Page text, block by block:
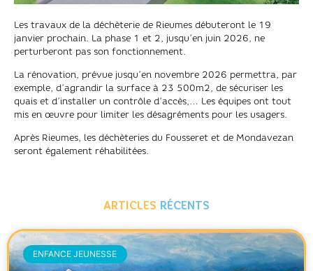
Les travaux de la déchèterie de Rieumes débuteront le 19
janvier prochain. La phase 1 et 2, jusqu’en juin 2026, ne
perturberont pas son fonctionnement.
La rénovation, prévue jusqu’en novembre 2026 permettra, par
exemple, d’agrandir la surface à 23 500m2, de sécuriser les
quais et d’installer un contrôle d’accès,… Les équipes ont tout
mis en œuvre pour limiter les désagréments pour les usagers.
Après Rieumes, les déchèteries du Fousseret et de Mondavezan
seront également réhabilitées.
ARTICLES RÉCENTS
ENFANCE JEUNESSE